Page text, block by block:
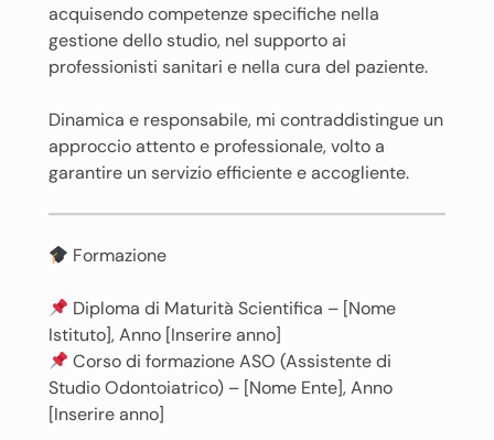
acquisendo competenze specifiche nella
gestione dello studio, nel supporto ai
professionisti sanitari e nella cura del paziente.
Dinamica e responsabile, mi contraddistingue un
approccio attento e professionale, volto a
garantire un servizio efficiente e accogliente.
Formazione
Diploma di Maturità Scientifica – [Nome
Istituto], Anno [Inserire anno]
Corso di formazione ASO (Assistente di
Studio Odontoiatrico) – [Nome Ente], Anno
[Inserire anno]